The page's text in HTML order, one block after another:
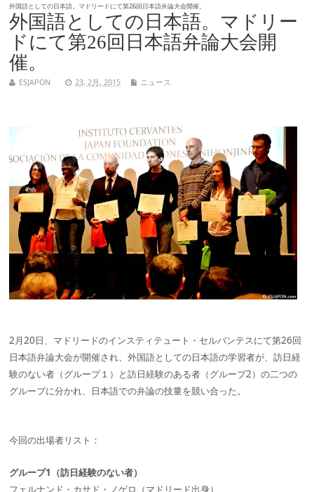
外国語としての日本語。マドリードにて第26回日本語弁論大会開催。
外国語としての日本語。マドリー
ドにて第26回日本語弁論大会開
催。
ESJAPON 23, 2月, 2015 ニュース
2月20日、マドリードのインスティテュート・セルバンテスにて第26回
日本語弁論大会が開催され、外国語としての日本語の学習者が、訪日経
験のない者（グループ１）と訪日経験のある者（グループ2）の二つの
グループに分かれ、日本語での弁論の技量を競い合った。
今回の出場者リスト：
グループ1（訪日経験のない者）
フェルナンド・カサド・ノゲロ（マドリード出身）